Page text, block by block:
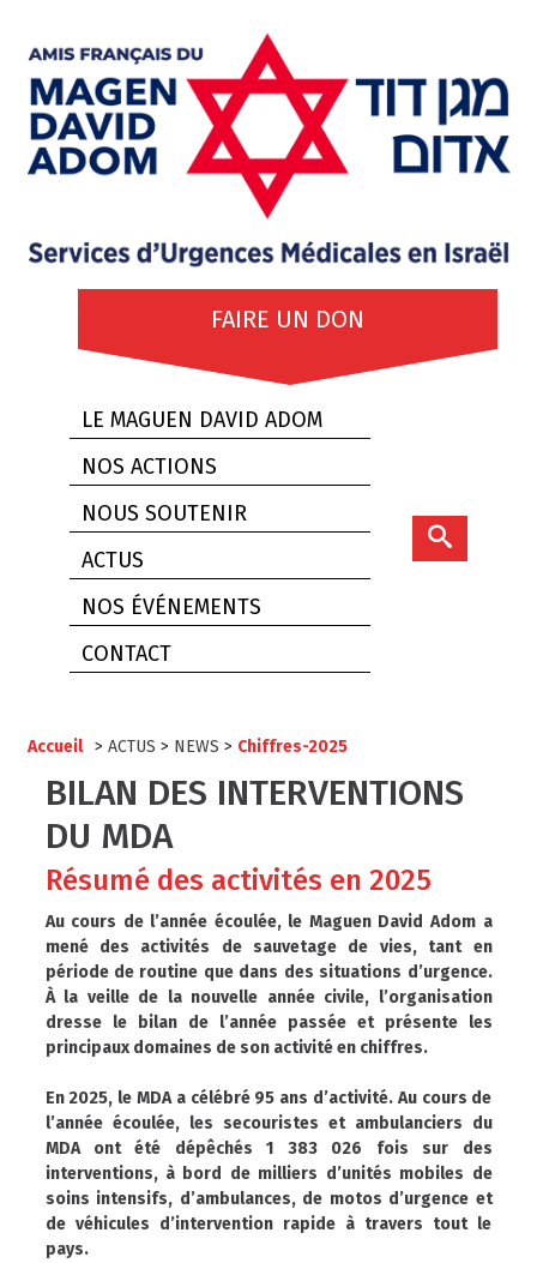
FAIRE UN DON
LE MAGUEN DAVID ADOM
NOS ACTIONS
NOUS SOUTENIR
ACTUS
NOS ÉVÉNEMENTS
CONTACT
Accueil > ACTUS > NEWS > Chiffres-2025
BILAN DES INTERVENTIONS
DU MDA
Résumé des activités en 2025
Au cours de l’année écoulée, le Maguen David Adom a
mené des activités de sauvetage de vies, tant en
période de routine que dans des situations d’urgence.
À la veille de la nouvelle année civile, l’organisation
dresse le bilan de l’année passée et présente les
principaux domaines de son activité en chiffres.
En 2025, le MDA a célébré 95 ans d’activité. Au cours de
l’année écoulée, les secouristes et ambulanciers du
MDA ont été dépêchés 1 383 026 fois sur des
interventions, à bord de milliers d’unités mobiles de
soins intensifs, d’ambulances, de motos d’urgence et
de véhicules d’intervention rapide à travers tout le
pays.